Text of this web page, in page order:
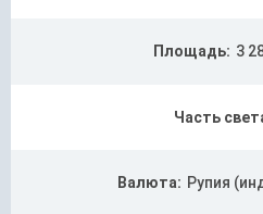
Площадь: 3
Часть
Валюта: Рупия